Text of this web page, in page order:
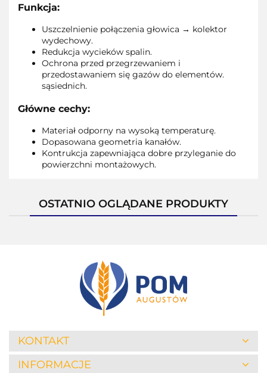
Funkcja:
Uszczelnienie połączenia głowica → kolektor
wydechowy.
Redukcja wycieków spalin.
Ochrona przed przegrzewaniem i
przedostawaniem się gazów do elementów.
sąsiednich.
Główne cechy:
Materiał odporny na wysoką temperaturę.
Dopasowana geometria kanałów.
Kontrukcja zapewniająca dobre przyleganie do
powierzchni montażowych.
OSTATNIO OGLĄDANE PRODUKTY
KONTAKT
INFORMACJE